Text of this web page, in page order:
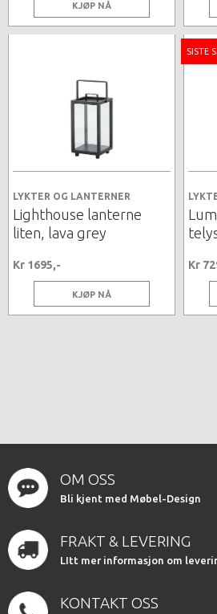
KJØP NÅ
LYKTER OG LANTERNER
Lighthouse lanterne
liten, lava grey
Kr 1695,-
KJØP NÅ
SISTE
Kr
OM OSS
Bli kjent med Møbel-Design
FRAKT & LEVERING
LItt mer informasjon om
KONTAKT OSS